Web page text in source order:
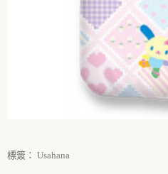
標簽： Usahana